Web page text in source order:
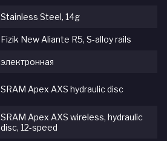
Stainless Steel, 14g
Fizik New Aliante R5, S-alloy rails
электронная
SRAM Apex AXS hydraulic disc
SRAM Apex AXS wireless, hydraulic
disc, 12-speed